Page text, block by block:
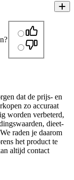
dat de prijs- en
zo accuraat
worden verbeterd,
dieet-
raden je daarom
het product te
altijd contact